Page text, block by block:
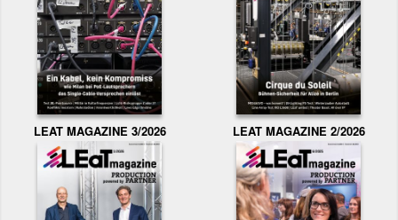
LEAT MAGAZINE 3/2026 LEAT MAGAZINE 2/2026